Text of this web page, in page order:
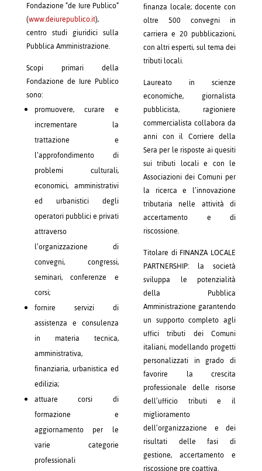
Fondazione “de Iure Publico”
(www.deiurepublico.it),
centro studi giuridici sulla
Pubblica Amministrazione.
Scopi primari della
Fondazione de Iure Publico
sono:
promuovere, curare e
incrementare la
trattazione e
l’approfondimento di
problemi culturali,
economici, amministrativi
ed urbanistici degli
operatori pubblici e privati
attraverso
l’organizzazione di
convegni, congressi,
seminari, conferenze e
corsi;
fornire servizi di
assistenza e consulenza
in materia tecnica,
amministrativa,
finanziaria, urbanistica ed
edilizia;
attuare corsi di
formazione e
aggiornamento per le
varie categorie
professionali
finanza locale; docente con
oltre 500 convegni in
carriera e 20 pubblicazioni,
con altri esperti, sul tema dei
tributi locali.
Laureato in scienze
economiche, giornalista
pubblicista, ragioniere
commercialista collabora da
anni con il Corriere della
Sera per le risposte ai quesiti
sui tributi locali e con le
Associazioni dei Comuni per
la ricerca e l’innovazione
tributaria nelle attività di
accertamento e di
riscossione.
Titolare di FINANZA LOCALE
PARTNERSHIP: la società
sviluppa le potenzialità
della Pubblica
Amministrazione garantendo
un supporto completo agli
uffici tributi dei Comuni
italiani, modellando progetti
personalizzati in grado di
favorire la crescita
professionale delle risorse
dell’ufficio tributi e il
miglioramento
dell’organizzazione e dei
risultati delle fasi di
gestione, accertamento e